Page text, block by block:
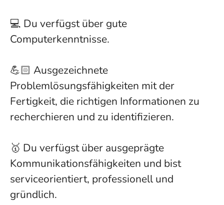
💻 Du verfügst über gute
Computerkenntnisse.
💪🏻 Ausgezeichnete
Problemlösungsfähigkeiten mit der
Fertigkeit, die richtigen Informationen zu
recherchieren und zu identifizieren.
🥇 Du verfügst über ausgeprägte
Kommunikationsfähigkeiten und bist
serviceorientiert, professionell und
gründlich.